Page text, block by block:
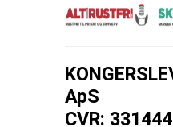
ApS
CVR: